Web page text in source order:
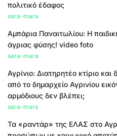
πολιτικό έδαφος
sara-mara
Αμπάρια Παναιτωλίου: Η
άγριας φύσης! video foto
sara-mara
Αγρίνιο: Διατηρητέο κτίριο
από το δημαρχείο Αγρινίου
αρμόδιους δεν βλέπει;
sara-mara
Τα «ραντάρ» της ΕΛΑΣ στο